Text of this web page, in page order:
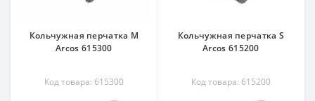
Кольчужная перчатка М
Arcos 615300
Код товара: 615300
Кольчужная перчатка S
Arcos 615200
Код товара: 615200